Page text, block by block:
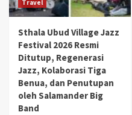
Travel
Sthala Ubud Village Jazz
Festival 2026 Resmi
Ditutup, Regenerasi
Jazz, Kolaborasi Tiga
Benua, dan Penutupan
oleh Salamander Big
Band